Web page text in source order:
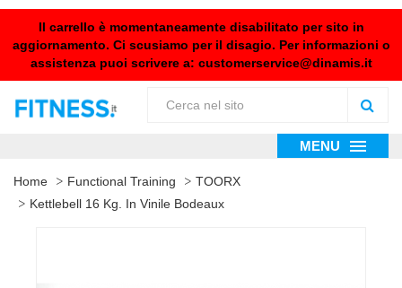
Il carrello è momentaneamente disabilitato per sito in
aggiornamento. Ci scusiamo per il disagio. Per informazioni o
assistenza puoi scrivere a: customerservice@dinamis.it
MENU
Home Functional Training
TOORX
Kettlebell 16 Kg. In Vinile Bodeaux